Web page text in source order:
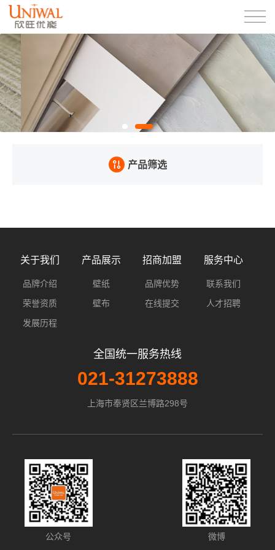
产品筛选
关于我们
品牌介绍
荣誉资质
发展历程
产品展示
壁纸
壁布
招商加盟
品牌优势
在线提交
服务中心
联系我们
人才招聘
全国统一服务热线
021-31273888
上海市奉贤区兰博路298号
公众号 微博